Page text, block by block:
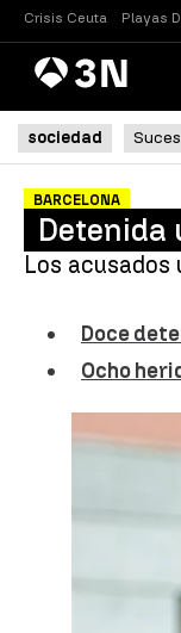
Crisis Ceuta Playas
AntenaNoticias
sociedad
BARCELONA
Detenida
Los
Doce
Ocho